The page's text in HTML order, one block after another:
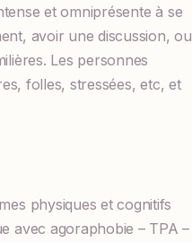
et omniprésente à se
avoir une discussion, ou
Les personnes
folles, stressées, etc, et
physiques et cognitifs
avec agoraphobie – TPA –